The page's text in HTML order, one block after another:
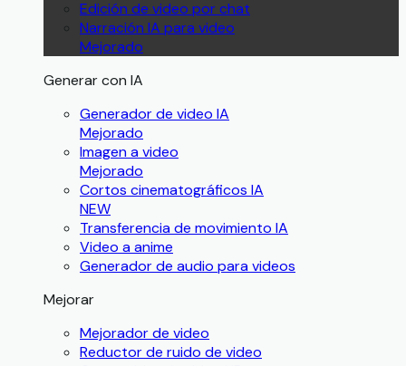
Edición de video por chat
Narración IA para video
Mejorado
Generar con IA
Generador de video IA
Mejorado
Imagen a video
Mejorado
Cortos cinematográficos IA
NEW
Transferencia de movimiento IA
Video a anime
Generador de audio para videos
Mejorar
Mejorador de video
Reductor de ruido de video